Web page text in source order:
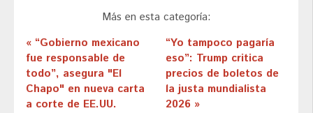
Más en esta categoría:
« “Gobierno mexicano
fue responsable de
todo”, asegura "El
Chapo" en nueva carta
a corte de EE.UU.
“Yo tampoco pagaría
eso”: Trump critica
precios de boletos de
la justa mundialista
2026 »